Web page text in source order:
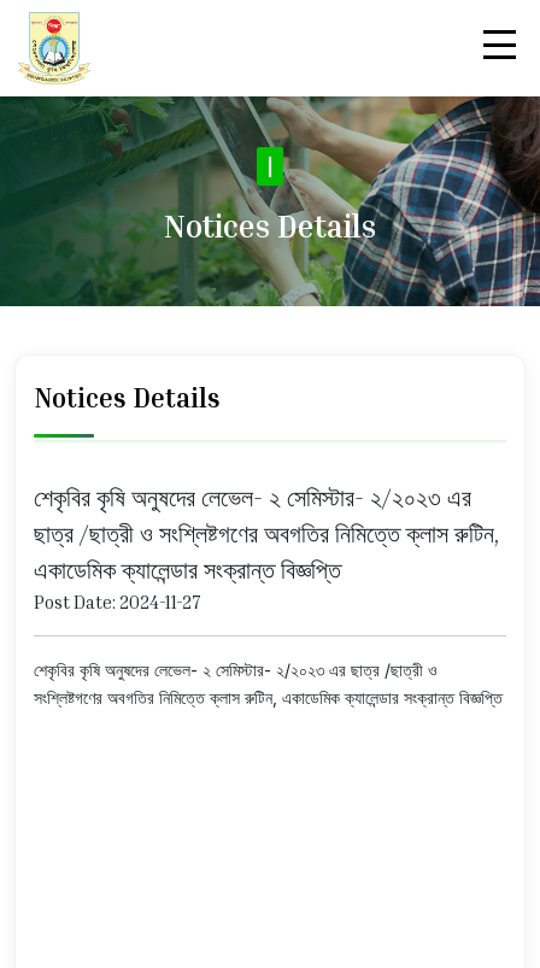
No |
Notices Details
Notices Details
শেকৃবির কৃষি অনুষদের লেভেল- ২ সেমিস্টার- ২/২০২৩ এর
ছাত্র /ছাত্রী ও সংশ্লিষ্টগণের অবগতির নিমিত্তে ক্লাস রুটিন,
একাডেমিক ক্যালেন্ডার সংক্রান্ত বিজ্ঞপ্তি
Post Date: 2024-11-27
শেকৃবির কৃষি অনুষদের লেভেল- ২ সেমিস্টার- ২/২০২৩ এর ছাত্র /ছাত্রী ও
সংশ্লিষ্টগণের অবগতির নিমিত্তে ক্লাস রুটিন, একাডেমিক ক্যালেন্ডার সংক্রান্ত বিজ্ঞপ্তি